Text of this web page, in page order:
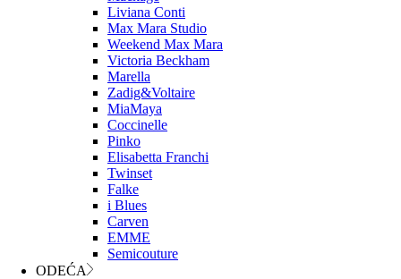
Liviana Conti
Max Mara Studio
Weekend Max Mara
Victoria Beckham
Marella
Zadig&Voltaire
MiaMaya
Coccinelle
Pinko
Elisabetta Franchi
Twinset
Falke
i Blues
Carven
EMME
Semicouture
ODEĆA